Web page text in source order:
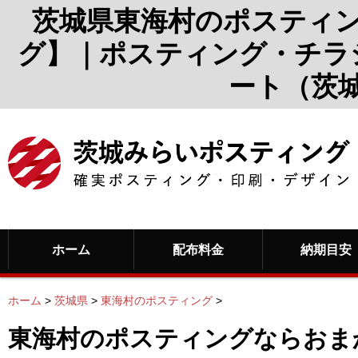
茨城県東海村のポスティ
グ】｜ポスティング・チ
ート（茨
ホーム 配布料金 納期目安
ホーム > 茨城県 > 東海村のポスティング >
東海村のポスティングならお